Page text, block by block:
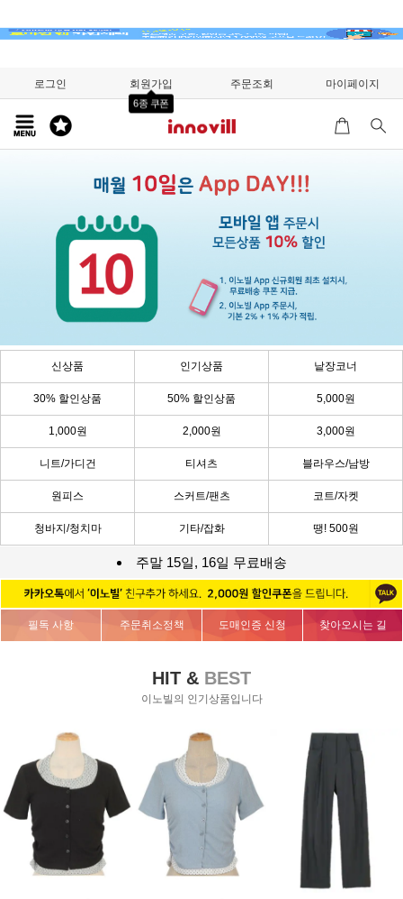
로그인 회원가입
6종 쿠폰
주문조회 마이페이지
신상품 인기상품 낱장코너
30% 할인상품 50% 할인상품 5,000원
1,000원 2,000원 3,000원
니트/가디건 티셔츠 블라우스/남방
원피스 스커트/팬츠 코트/자켓
청바지/청치마 기타/잡화 땡! 500원
주말 15일, 16일 무료배송
필독 사항 주문취소정책 도매인증 신청 찾아오시는 길
HIT & BEST
이노빌의 인기상품입니다